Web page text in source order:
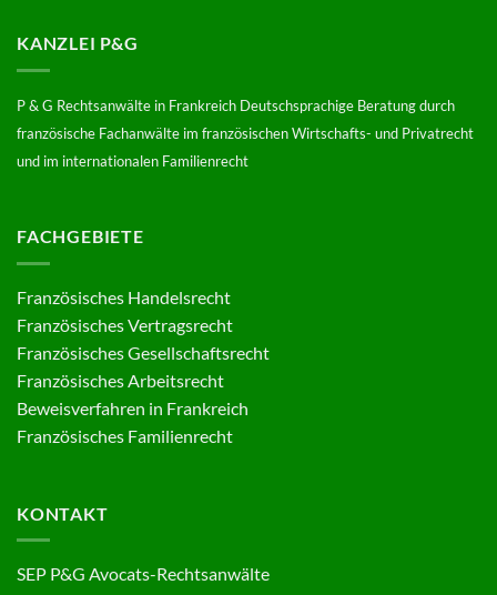
KANZLEI P&G
P & G Rechtsanwälte in Frankreich Deutschsprachige Beratung durch
französische Fachanwälte im französischen Wirtschafts- und Privatrecht
und im internationalen Familienrecht
FACHGEBIETE
Französisches Handelsrecht
Französisches Vertragsrecht
Französisches Gesellschaftsrecht
Französisches Arbeitsrecht
Beweisverfahren in Frankreich
Französisches Familienrecht
KONTAKT
SEP P&G Avocats-Rechtsanwälte